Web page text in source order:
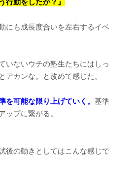
にも成長度合いを左右するイベ
いないウチの塾生たちにはしっ
アカンな。と改めて感じた。
を可能な限り上げていく。 基準
ップに繋がる。
後の動きとしてはこんな感じで